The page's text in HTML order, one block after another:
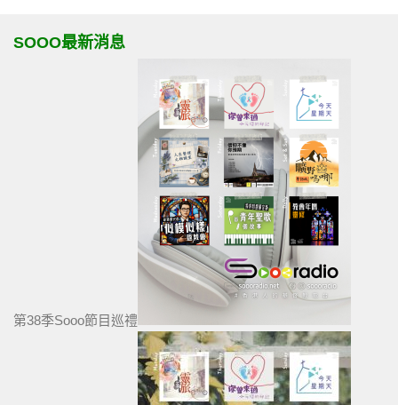
SOOO最新消息
第38季Sooo節目巡禮